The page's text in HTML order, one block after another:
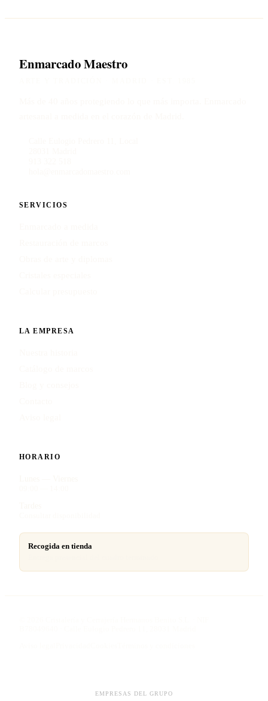
Enmarcado Maestro
SERVICIOS
LA EMPRESA
HORARIO
Recogida en tienda
EMPRESAS DEL GRUPO